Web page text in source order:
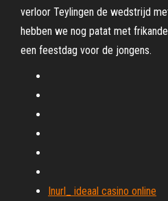
verloor Teylingen de wedstrijd
hebben we nog patat met
een feestdag voor de jongens.
Inurl_ ideaal casino online